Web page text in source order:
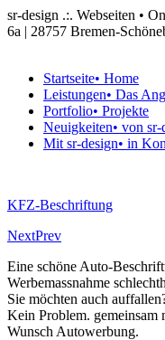
sr-design .:. Webseiten •
6a | 28757 Bremen-
Startseite• Home
Leistungen• Das
Portfolio• Projekte
Neuigkeiten• von sr-
Mit sr-design• in
KFZ-Beschriftung
NextPrev
Eine schöne Auto-
Werbemassnahme
Sie möchten auch
Kein Problem.
Wunsch Autowerbung.